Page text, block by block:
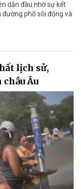
dẫn đầu nhờ sự kết
đường phố sôi động và
lịch sử,
Âu